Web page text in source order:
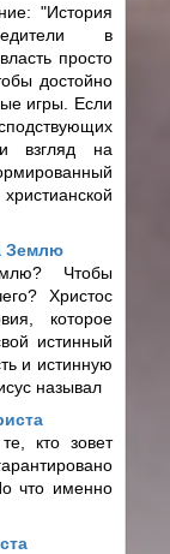
"История
в
просто
достойно
игры. Если
взгляд на
Землю
Чтобы
Христос
которое
истинный
и истинную
называл
кто зовет
что именно